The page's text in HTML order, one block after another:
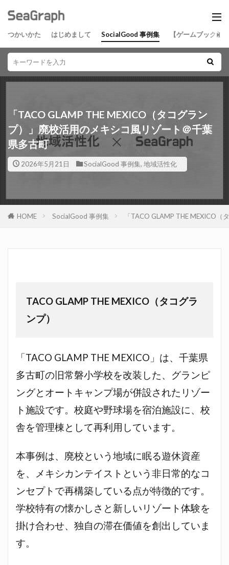
つかいかた はじめまして SocialGood 事例集 【ゲームブック】
「TACO GLAMP THE MEXICO（タコグラン
プ）」廃校活用のメキシコ風リゾート＠千葉
県多古町
2026年5月21日 SocialGood 事例集, 地域活性化
HOME SocialGood 事例集 「TACO GLAMP THE MEXICO
TACO GLAMP THE MEXICO（タコグラ
ンプ）
「TACO GLAMP THE MEXICO」は、千葉県
多古町の旧常磐小学校を改装した、グランピ
ングとオートキャンプ場が併設されたリゾー
ト施設です。校庭や野球場を宿泊施設に、校
舎を管理棟として再利用しています。
本事例は、廃校という地域に眠る遊休資産
を、メキシカンテイストという非日常的なコ
ンセプトで再構築している点が特徴的です。
学校特有の懐かしさと新しいリゾート体験を
掛け合わせ、独自の滞在価値を創出していま
す。